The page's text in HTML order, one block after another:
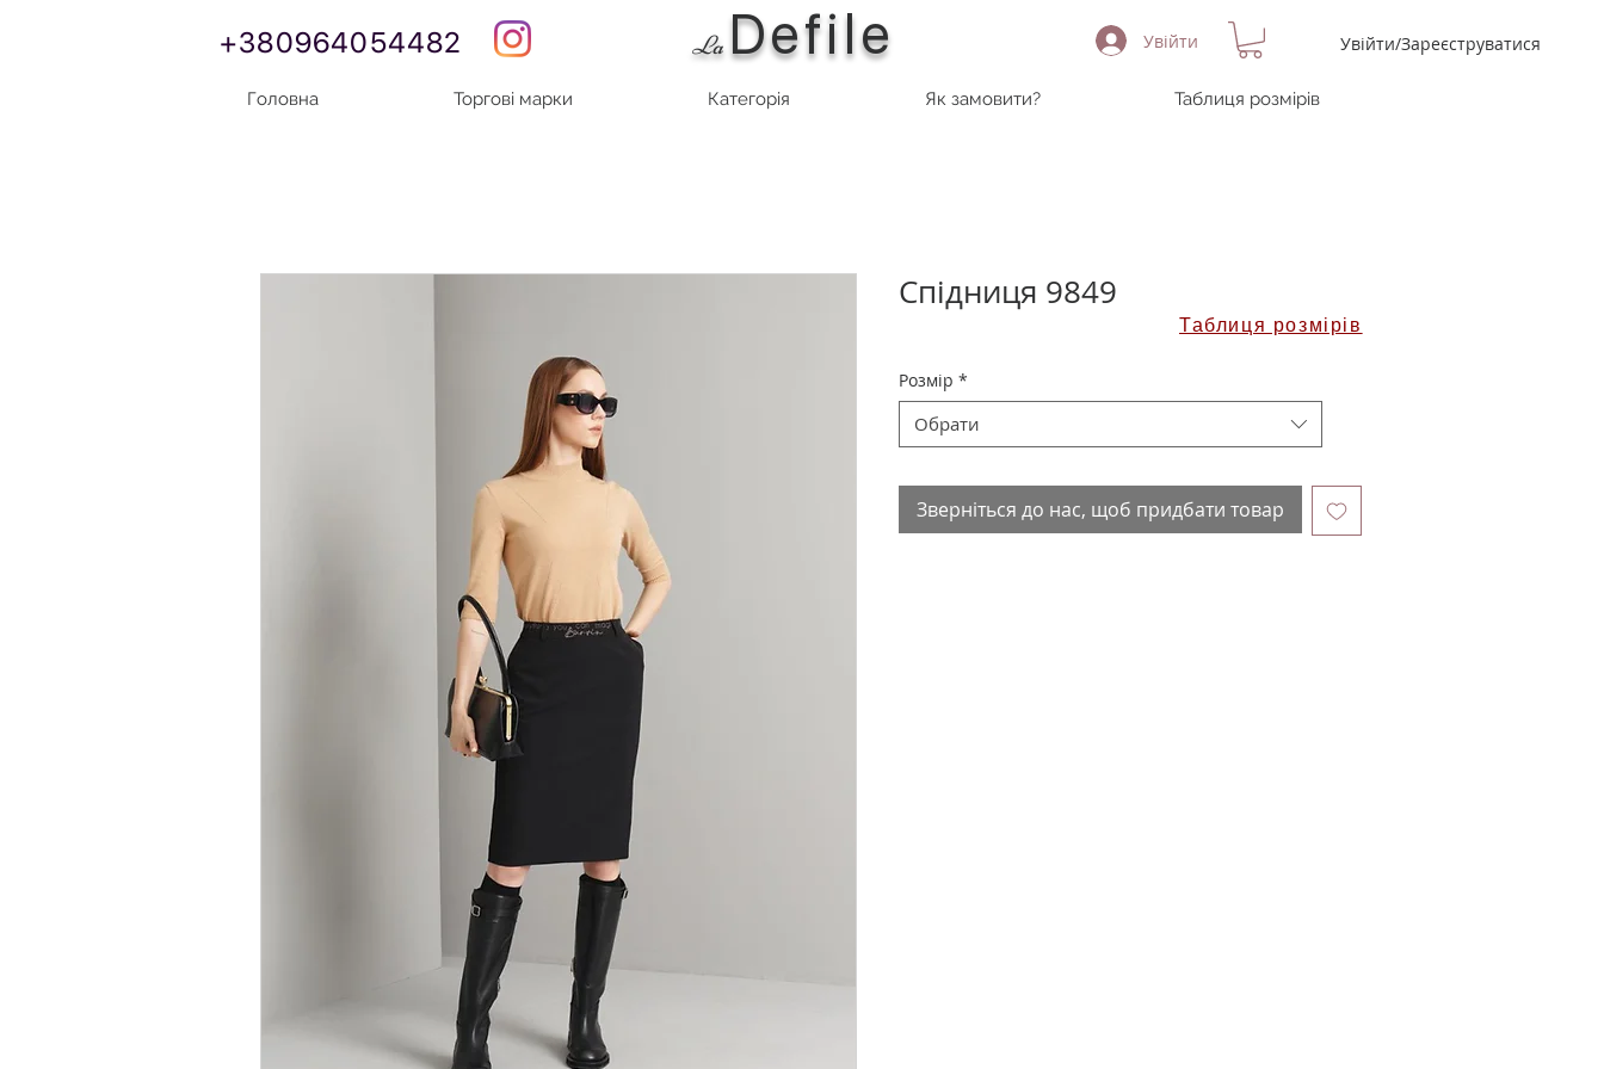
+380964054482 La Defile Увійти Увійти/Зареєструватися
Головна Торгові марки Категорія Як замовити? Таблиця розмірів
Спідниця 9849
Розмір *
Обрати
Зверніться до нас, щоб придбати товар
Таблиця розмірів